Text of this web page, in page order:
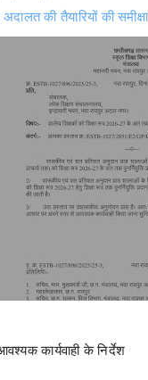
की तैयारियों की
कार्यवाही के निर्देश